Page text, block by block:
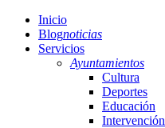
Inicio
Blognoticias
Servicios
Ayuntamientos
Cultura
Deportes
Educación
Intervención